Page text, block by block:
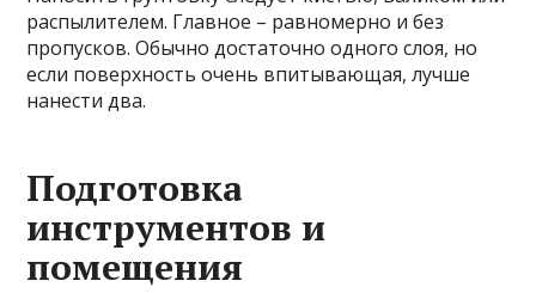
распылителем. Главное – равномерно и без
пропусков. Обычно достаточно одного слоя, но
если поверхность очень впитывающая, лучше
нанести два.
Подготовка
инструментов и
помещения